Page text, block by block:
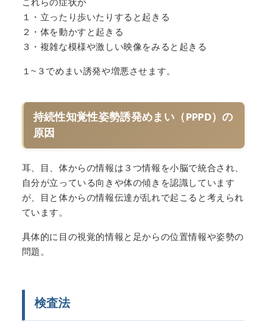
これらの症状が
１・立ったり歩いたりすると起きる
２・体を動かすと起きる
３・複雑な模様や激しい映像をみると起きる
１~３でめまい誘発や増悪させます。
持続性知覚性姿勢誘発めまい（PPPD）の
原因
耳、目、体からの情報は３つ情報を小脳で統合され、
自分が立っている向きや体の傾きを認識しています
が、目と体からの情報伝達が乱れで起こると考えられ
ています。
具体的に目の視覚的情報と足からの位置情報や姿勢の
問題。
検査法